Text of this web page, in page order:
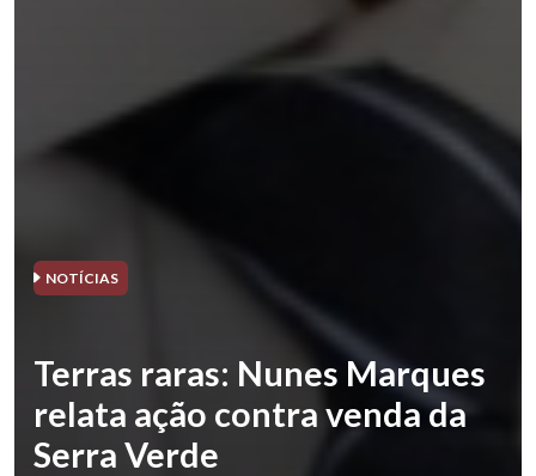
NOTÍCIAS
Terras raras: Nunes Marques
relata ação contra venda da
Serra Verde